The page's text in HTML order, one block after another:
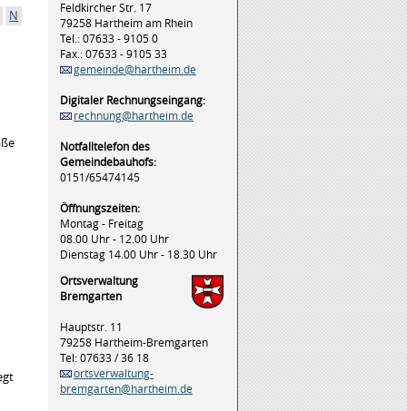
N
Feldkircher Str. 17
79258 Hartheim am Rhein
Tel.: 07633 - 9105 0
Fax.: 07633 - 9105 33
gemeinde@hartheim.de
Digitaler Rechnungseingang:
rechnung@hartheim.de
Notfalltelefon des
Gemeindebauhofs:
0151/65474145
Öffnungszeiten:
Montag - Freitag
08.00 Uhr - 12.00 Uhr
Dienstag 14.00 Uhr - 18.30 Uhr
Ortsverwaltung
Bremgarten
Hauptstr. 11
79258 Hartheim-Bremgarten
Tel: 07633 / 36 18
ortsverwaltung-
bremgarten@hartheim.de